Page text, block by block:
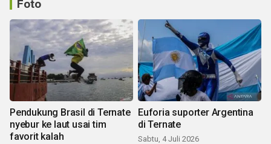
Foto
Pendukung Brasil di Ternate
nyebur ke laut usai tim
favorit kalah
Euforia suporter Argentina
di Ternate
Sabtu, 4 Juli 2026